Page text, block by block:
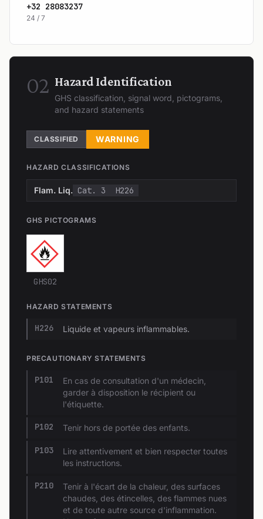
+32 28083237
24 / 7
02 Hazard Identification
GHS classification, signal word, pictograms,
and hazard statements
CLASSIFIED WARNING
HAZARD CLASSIFICATIONS
Flam. Liq. Cat. 3 H226
GHS PICTOGRAMS
GHS02
HAZARD STATEMENTS
H226 Liquide et vapeurs inflammables.
PRECAUTIONARY STATEMENTS
P101
En cas de consultation d'un médecin,
garder à disposition le récipient ou
l'étiquette.
P102 Tenir hors de portée des enfants.
P103
Lire attentivement et bien respecter toutes
les instructions.
P210
Tenir à l'écart de la chaleur, des surfaces
chaudes, des étincelles, des flammes nues
et de toute autre source d'inflammation.